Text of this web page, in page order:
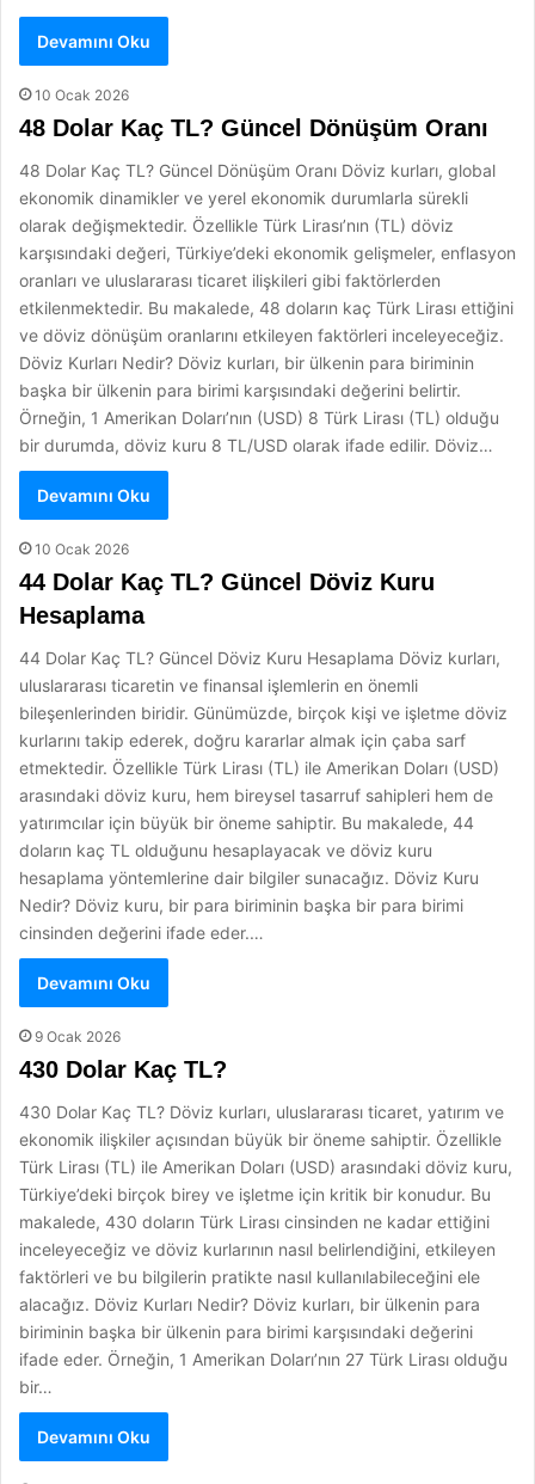
Devamını Oku
10 Ocak 2026
48 Dolar Kaç TL? Güncel Dönüşüm Oranı
48 Dolar Kaç TL? Güncel Dönüşüm Oranı Döviz kurları, global
ekonomik dinamikler ve yerel ekonomik durumlarla sürekli
olarak değişmektedir. Özellikle Türk Lirası’nın (TL) döviz
karşısındaki değeri, Türkiye’deki ekonomik gelişmeler, enflasyon
oranları ve uluslararası ticaret ilişkileri gibi faktörlerden
etkilenmektedir. Bu makalede, 48 doların kaç Türk Lirası ettiğini
ve döviz dönüşüm oranlarını etkileyen faktörleri inceleyeceğiz.
Döviz Kurları Nedir? Döviz kurları, bir ülkenin para biriminin
başka bir ülkenin para birimi karşısındaki değerini belirtir.
Örneğin, 1 Amerikan Doları’nın (USD) 8 Türk Lirası (TL) olduğu
bir durumda, döviz kuru 8 TL/USD olarak ifade edilir. Döviz…
Devamını Oku
10 Ocak 2026
44 Dolar Kaç TL? Güncel Döviz Kuru
Hesaplama
44 Dolar Kaç TL? Güncel Döviz Kuru Hesaplama Döviz kurları,
uluslararası ticaretin ve finansal işlemlerin en önemli
bileşenlerinden biridir. Günümüzde, birçok kişi ve işletme döviz
kurlarını takip ederek, doğru kararlar almak için çaba sarf
etmektedir. Özellikle Türk Lirası (TL) ile Amerikan Doları (USD)
arasındaki döviz kuru, hem bireysel tasarruf sahipleri hem de
yatırımcılar için büyük bir öneme sahiptir. Bu makalede, 44
doların kaç TL olduğunu hesaplayacak ve döviz kuru
hesaplama yöntemlerine dair bilgiler sunacağız. Döviz Kuru
Nedir? Döviz kuru, bir para biriminin başka bir para birimi
cinsinden değerini ifade eder.…
Devamını Oku
9 Ocak 2026
430 Dolar Kaç TL?
430 Dolar Kaç TL? Döviz kurları, uluslararası ticaret, yatırım ve
ekonomik ilişkiler açısından büyük bir öneme sahiptir. Özellikle
Türk Lirası (TL) ile Amerikan Doları (USD) arasındaki döviz kuru,
Türkiye’deki birçok birey ve işletme için kritik bir konudur. Bu
makalede, 430 doların Türk Lirası cinsinden ne kadar ettiğini
inceleyeceğiz ve döviz kurlarının nasıl belirlendiğini, etkileyen
faktörleri ve bu bilgilerin pratikte nasıl kullanılabileceğini ele
alacağız. Döviz Kurları Nedir? Döviz kurları, bir ülkenin para
biriminin başka bir ülkenin para birimi karşısındaki değerini
ifade eder. Örneğin, 1 Amerikan Doları’nın 27 Türk Lirası olduğu
bir…
Devamını Oku